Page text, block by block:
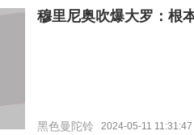
穆里尼奥吹爆大罗：根
黑色曼陀铃 2024-05-11 11:31:47